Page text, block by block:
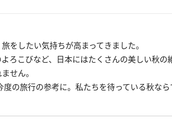
をしたい気持ちが高まってきました。
ろこびなど、日本にはたくさんの美しい秋
せん。
度の旅行の参考に。私たちを待っている秋な